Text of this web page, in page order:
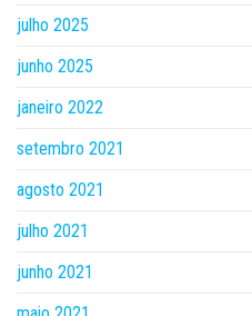
julho 2025
junho 2025
janeiro 2022
setembro 2021
agosto 2021
julho 2021
junho 2021